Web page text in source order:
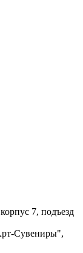
7, подъезд
Сувениры",